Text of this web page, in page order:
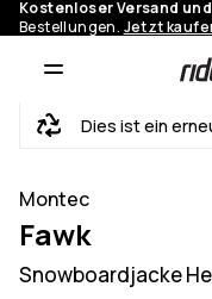
Kostenloser Versand
Bestellungen. Jetzt
Dies ist ein
Montec
Fawk
Snowboardjacke